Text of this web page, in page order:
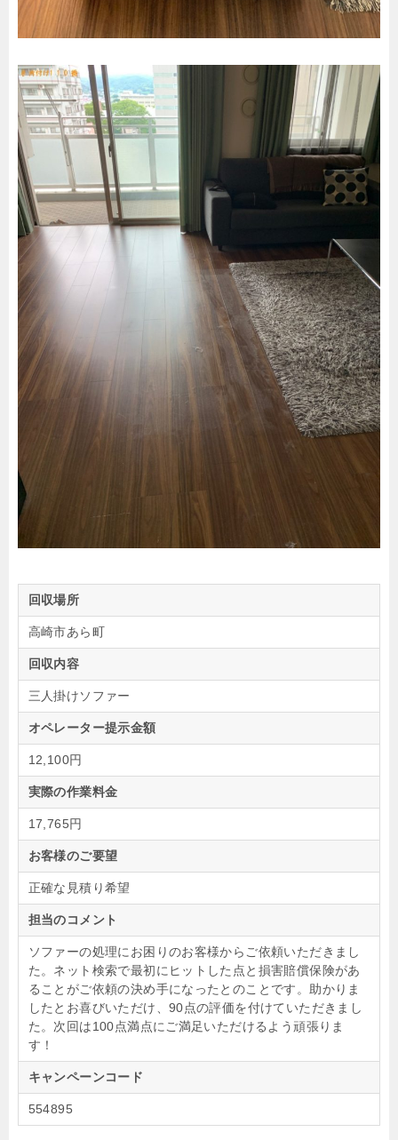
回収場所
高崎市あら町
回収内容
三人掛けソファー
オペレーター提示金額
12,100円
実際の作業料金
17,765円
お客様のご要望
正確な見積り希望
担当のコメント
ソファーの処理にお困りのお客様からご依頼いただきまし
た。ネット検索で最初にヒットした点と損害賠償保険があ
ることがご依頼の決め手になったとのことです。助かりま
したとお喜びいただけ、90点の評価を付けていただきまし
た。次回は100点満点にご満足いただけるよう頑張りま
す！
キャンペーンコード
554895